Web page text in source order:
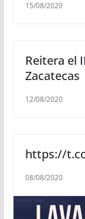
15/08/2020
Reitera el
12/08/2020
https://
08/08/2020